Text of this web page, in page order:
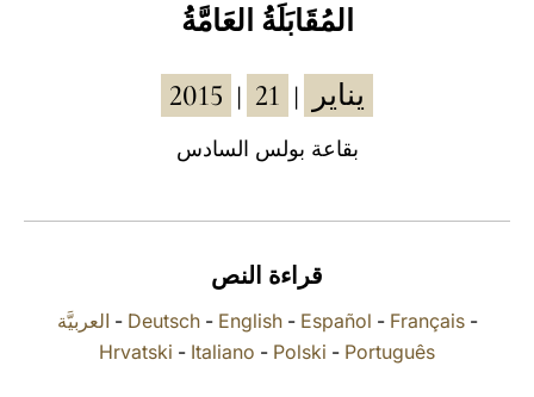
المُقَابَلَةُ العَامَّةُ
2015 يناير 21
بقاعة بولس السادس
قراءة النص
العربيَّة - Deutsch- English- Español - Français-
Hrvatski - Italiano - Polski - Português